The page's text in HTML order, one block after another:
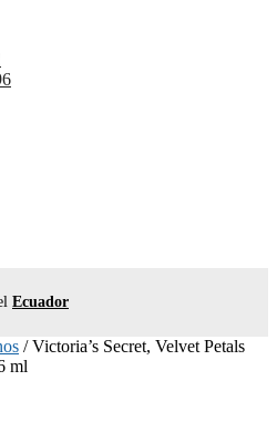
Ecuador
/Victoria’s Secret, Velvet Petals
ml